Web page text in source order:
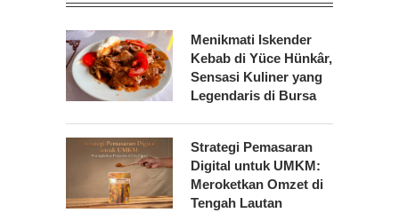
Menikmati Iskender
Kebab di Yüce Hünkâr,
Sensasi Kuliner yang
Legendaris di Bursa
Strategi Pemasaran
Digital untuk UMKM:
Meroketkan Omzet di
Tengah Lautan